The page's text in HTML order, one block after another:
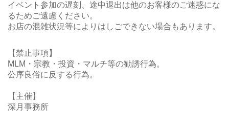
イベント参加の遅刻、途中退出は他のお客様のご迷惑にな
るためご遠慮ください。
お店の混雑状況等によりはしごできない場合もあります。
【禁止事項】
MLM・宗教・投資・マルチ等の勧誘行為。
公序良俗に反する行為。
【主催】
深月事務所